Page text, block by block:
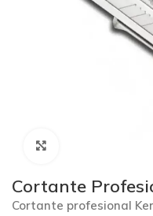
Cortante
Cortante profesional